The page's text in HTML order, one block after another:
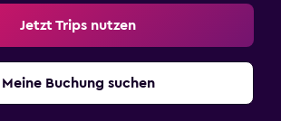
Jetzt Trips nutzen
Meine Buchung suchen